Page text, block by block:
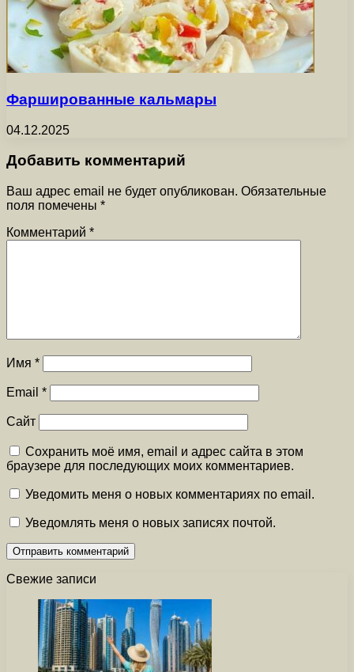
Фаршированные кальмары
04.12.2025
Добавить комментарий
Ваш адрес email не будет опубликован. Обязательные
поля помечены *
Комментарий *
Имя *
Email *
Сайт
Сохранить моё имя, email и адрес сайта в этом
браузере для последующих моих комментариев.
Уведомить меня о новых комментариях по email.
Уведомлять меня о новых записях почтой.
Свежие записи